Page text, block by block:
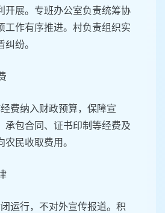
开展。专班办公室负责统筹协
工作有序推进。村负责组织实
纷。
费纳入财政预算，保障宣
承包合同、证书印制等经费及
农民收取费用。
运行，不对外宣传报道。积